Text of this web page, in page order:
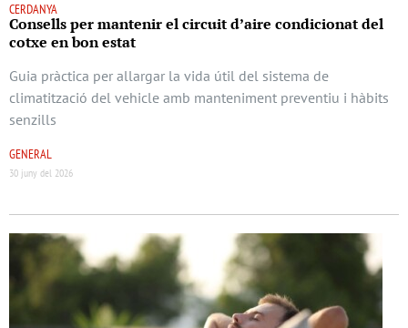
CERDANYA
Consells per mantenir el circuit d’aire condicionat del
cotxe en bon estat
Guia pràctica per allargar la vida útil del sistema de
climatització del vehicle amb manteniment preventiu i hàbits
senzills
GENERAL
30 juny del 2026